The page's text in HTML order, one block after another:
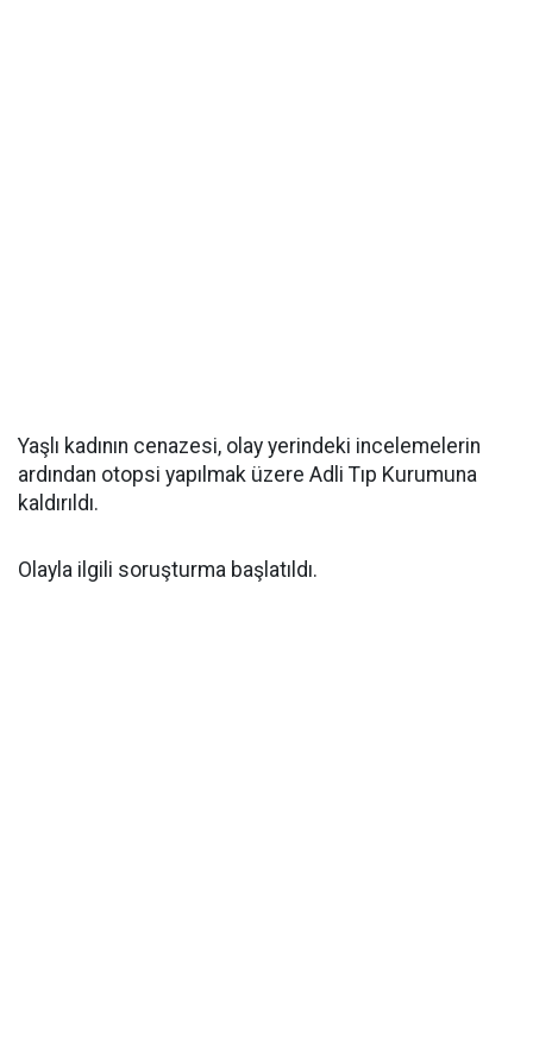
Yaşlı kadının cenazesi, olay yerindeki incelemelerin
ardından otopsi yapılmak üzere Adli Tıp Kurumuna
kaldırıldı.
Olayla ilgili soruşturma başlatıldı.